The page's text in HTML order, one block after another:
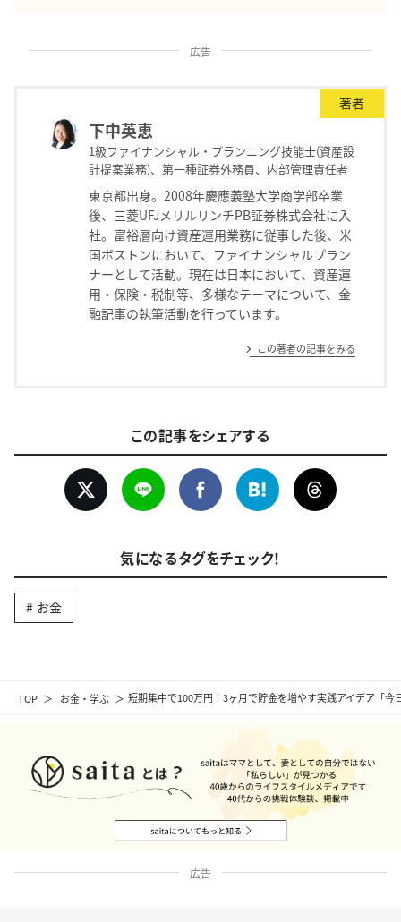
TOP お金・学ぶ 短期集中で100万円！3ヶ月で貯金を増やす実践アイデア「今
広告
著者
下中英恵
1級ファイナンシャル・プランニング技能士(資産設
計提案業務)、第一種証券外務員、内部管理責任者
東京都出身。2008年慶應義塾大学商学部卒業
後、三菱UFJメリルリンチPB証券株式会社に入
社。富裕層向け資産運用業務に従事した後、米
国ボストンにおいて、ファイナンシャルプラン
ナーとして活動。現在は日本において、資産運
用・保険・税制等、多様なテーマについて、金
融記事の執筆活動を行っています。
この著者の記事をみる
この記事をシェアする
気になるタグをチェック！
お金
広告